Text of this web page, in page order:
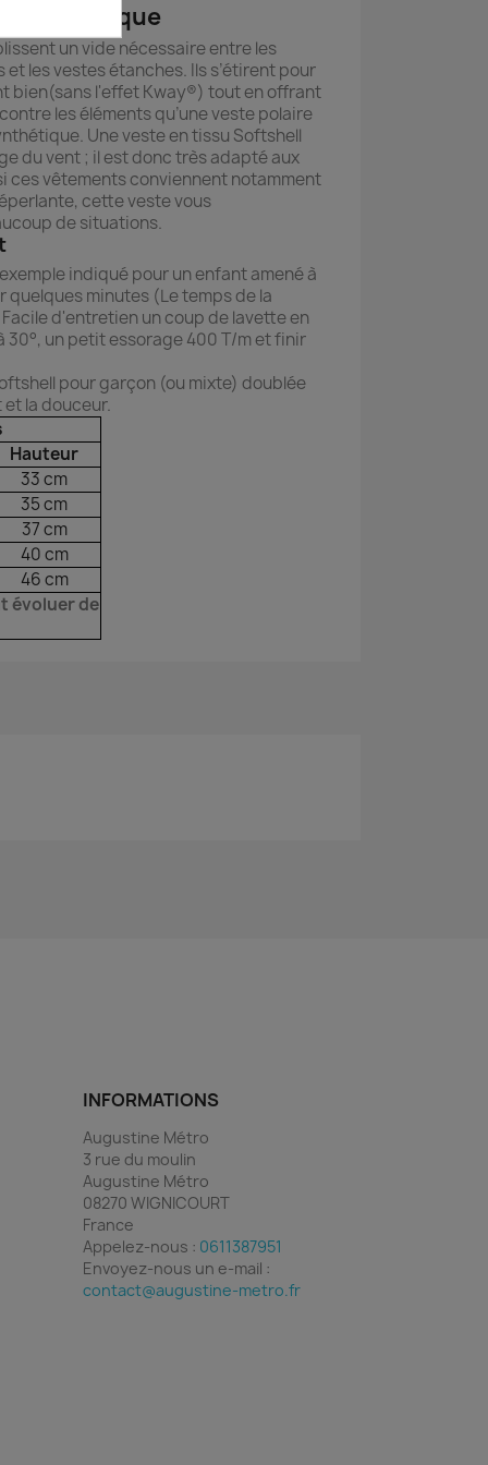
et pratique
un vide nécessaire entre les
les vestes étanches. Ils s’étirent pour
bien(sans l'effet Kway®) tout en offrant
les éléments qu’une veste polaire
Une veste en tissu Softshell
du vent ; il est donc très adapté aux
ces vêtements conviennent notamment
cette veste vous
de situations.
indiqué pour un enfant amené à
minutes (Le temps de la
d'entretien un coup de lavette en
un petit essorage 400 T/m et finir
pour garçon (ou mixte) doublée
la douceur.
Hauteur
33 cm
35 cm
37 cm
40 cm
46 cm
évoluer de
INFORMATIONS
Augustine Métro
3 rue du moulin
Augustine Métro
08270 WIGNICOURT
France
Appelez-nous : 0611387951
Envoyez-nous un e-mail :
contact@augustine-metro.fr